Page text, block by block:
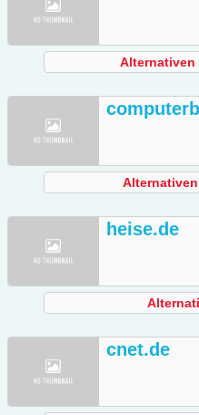
Alternativen
heise.de
cnet.de